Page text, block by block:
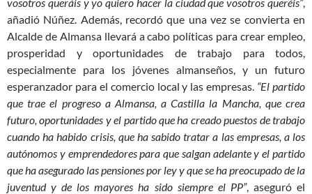
añadió Núñez. Además, recordó que una vez se convierta en
Alcalde de Almansa llevará a cabo políticas para crear empleo,
prosperidad y oportunidades de trabajo para todos,
especialmente para los jóvenes almanseños, y un futuro
esperanzador para el comercio local y las empresas. “El partido
que trae el progreso a Almansa, a Castilla la Mancha, que crea
futuro, oportunidades y el partido que ha creado puestos de trabajo
cuando ha habido crisis, que ha sabido tratar a las empresas, a los
autónomos y emprendedores para que salgan adelante y el partido
que ha asegurado las pensiones por ley y que se ha preocupado de la
juventud y de los mayores ha sido siempre el PP”, aseguró el